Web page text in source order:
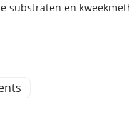
substraten en